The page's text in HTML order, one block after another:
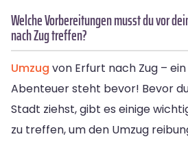
Welche Vorbereitungen musst du vor
nach Zug treffen?
Umzug von Erfurt nach Zug –
Abenteuer steht bevor! Bevor
Stadt ziehst, gibt es einige
zu treffen, um den Umzug